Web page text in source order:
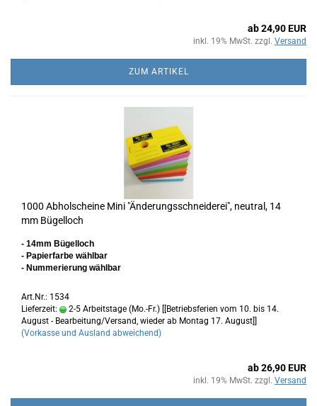
ab 24,90 EUR
inkl. 19% MwSt. zzgl. Versand
ZUM ARTIKEL
1000 Abholscheine Mini "Änderungsschneiderei", neutral, 14
mm Bügelloch
- 14mm Bügelloch
- Papierfarbe wählbar
- Nummerierung wählbar
Art.Nr.: 1534
Lieferzeit:
2-5 Arbeitstage (Mo.-Fr.) [[Betriebsferien vom 10. bis 14.
August - Bearbeitung/Versand, wieder ab Montag 17. August]]
(Vorkasse und Ausland abweichend)
ab 26,90 EUR
inkl. 19% MwSt. zzgl. Versand